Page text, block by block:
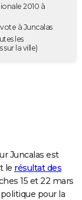
2010 à
à Juncalas
les
la ville)
Juncalas est
le résultat des
15 et 22 mars
pour la